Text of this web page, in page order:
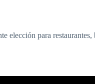
elección para